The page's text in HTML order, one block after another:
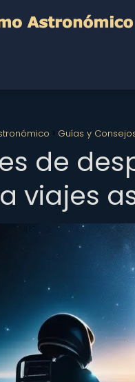
Guías y
de
viajes